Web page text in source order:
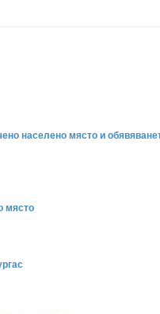
населено място и
място